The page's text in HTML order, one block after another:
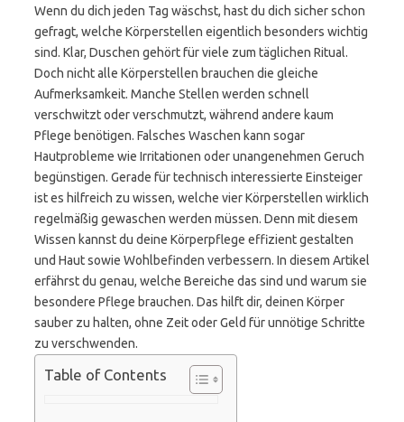
Wenn du dich jeden Tag wäschst, hast du dich sicher schon
gefragt, welche Körperstellen eigentlich besonders wichtig
sind. Klar, Duschen gehört für viele zum täglichen Ritual.
Doch nicht alle Körperstellen brauchen die gleiche
Aufmerksamkeit. Manche Stellen werden schnell
verschwitzt oder verschmutzt, während andere kaum
Pflege benötigen. Falsches Waschen kann sogar
Hautprobleme wie Irritationen oder unangenehmen Geruch
begünstigen. Gerade für technisch interessierte Einsteiger
ist es hilfreich zu wissen, welche vier Körperstellen wirklich
regelmäßig gewaschen werden müssen. Denn mit diesem
Wissen kannst du deine Körperpflege effizient gestalten
und Haut sowie Wohlbefinden verbessern. In diesem Artikel
erfährst du genau, welche Bereiche das sind und warum sie
besondere Pflege brauchen. Das hilft dir, deinen Körper
sauber zu halten, ohne Zeit oder Geld für unnötige Schritte
zu verschwenden.
Table of Contents